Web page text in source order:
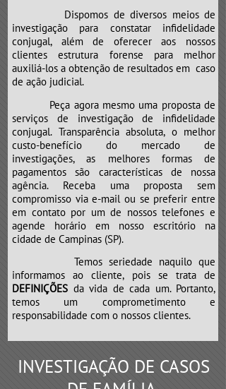
Dispomos de diversos meios de
investigação para constatar infidelidade
conjugal, além de oferecer aos nossos
clientes estrutura forense para melhor
auxiliá-los a obtenção de resultados em caso
de ação judicial.
Peça agora mesmo uma proposta de
serviços de investigação de infidelidade
conjugal. Transparência absoluta, o melhor
custo-benefício do mercado de
investigações, as melhores formas de
pagamentos são características de nossa
agência. Receba uma proposta sem
compromisso via e-mail ou se preferir entre
em contato por um de nossos telefones e
agende horário em nosso escritório na
cidade de Campinas (SP).
Temos seriedade naquilo que
informamos ao cliente, pois se trata de
DEFINIÇÕES da vida de cada um. Portanto,
temos um comprometimento e
responsabilidade com o nossos clientes.
INVESTIGAÇÃO DE CASOS